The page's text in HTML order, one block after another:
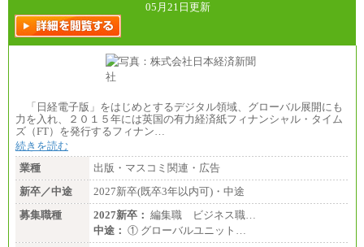
05月21日更新
「日経電子版」をはじめとするデジタル領域、グローバル展開にも
力を入れ、２０１５年には英国の有力経済紙フィナンシャル・タイム
ズ（FT）を発行するフィナン…
続きを読む
業種
出版・マスコミ関連・広告
新卒／中途
2027新卒(既卒3年以内可)・中途
募集職種
2027新卒： 編集職 ビジネス職…
中途： ① グローバルユニット…